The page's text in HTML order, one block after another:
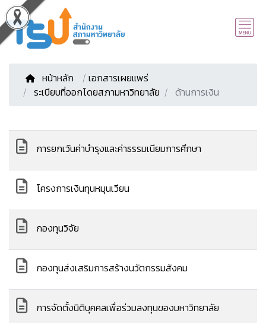
หน้าหลัก / เอกสารเผยแพร่
ระเบียบที่ออกโดยสภามหาวิทยาลัย
ด้านการเงิน
การยกเว้นค่าบำรุงและค่าธรรมเนียมการศึกษา
โครงการเงินทุนหมุนเวียน
กองทุนวิจัย
กองทุนส่งเสริมการสร้างนวัตกรรมสังคม
การจัดตั้งนิติบุคคลเพื่อร่วมลงทุนของมหาวิทยาลัย